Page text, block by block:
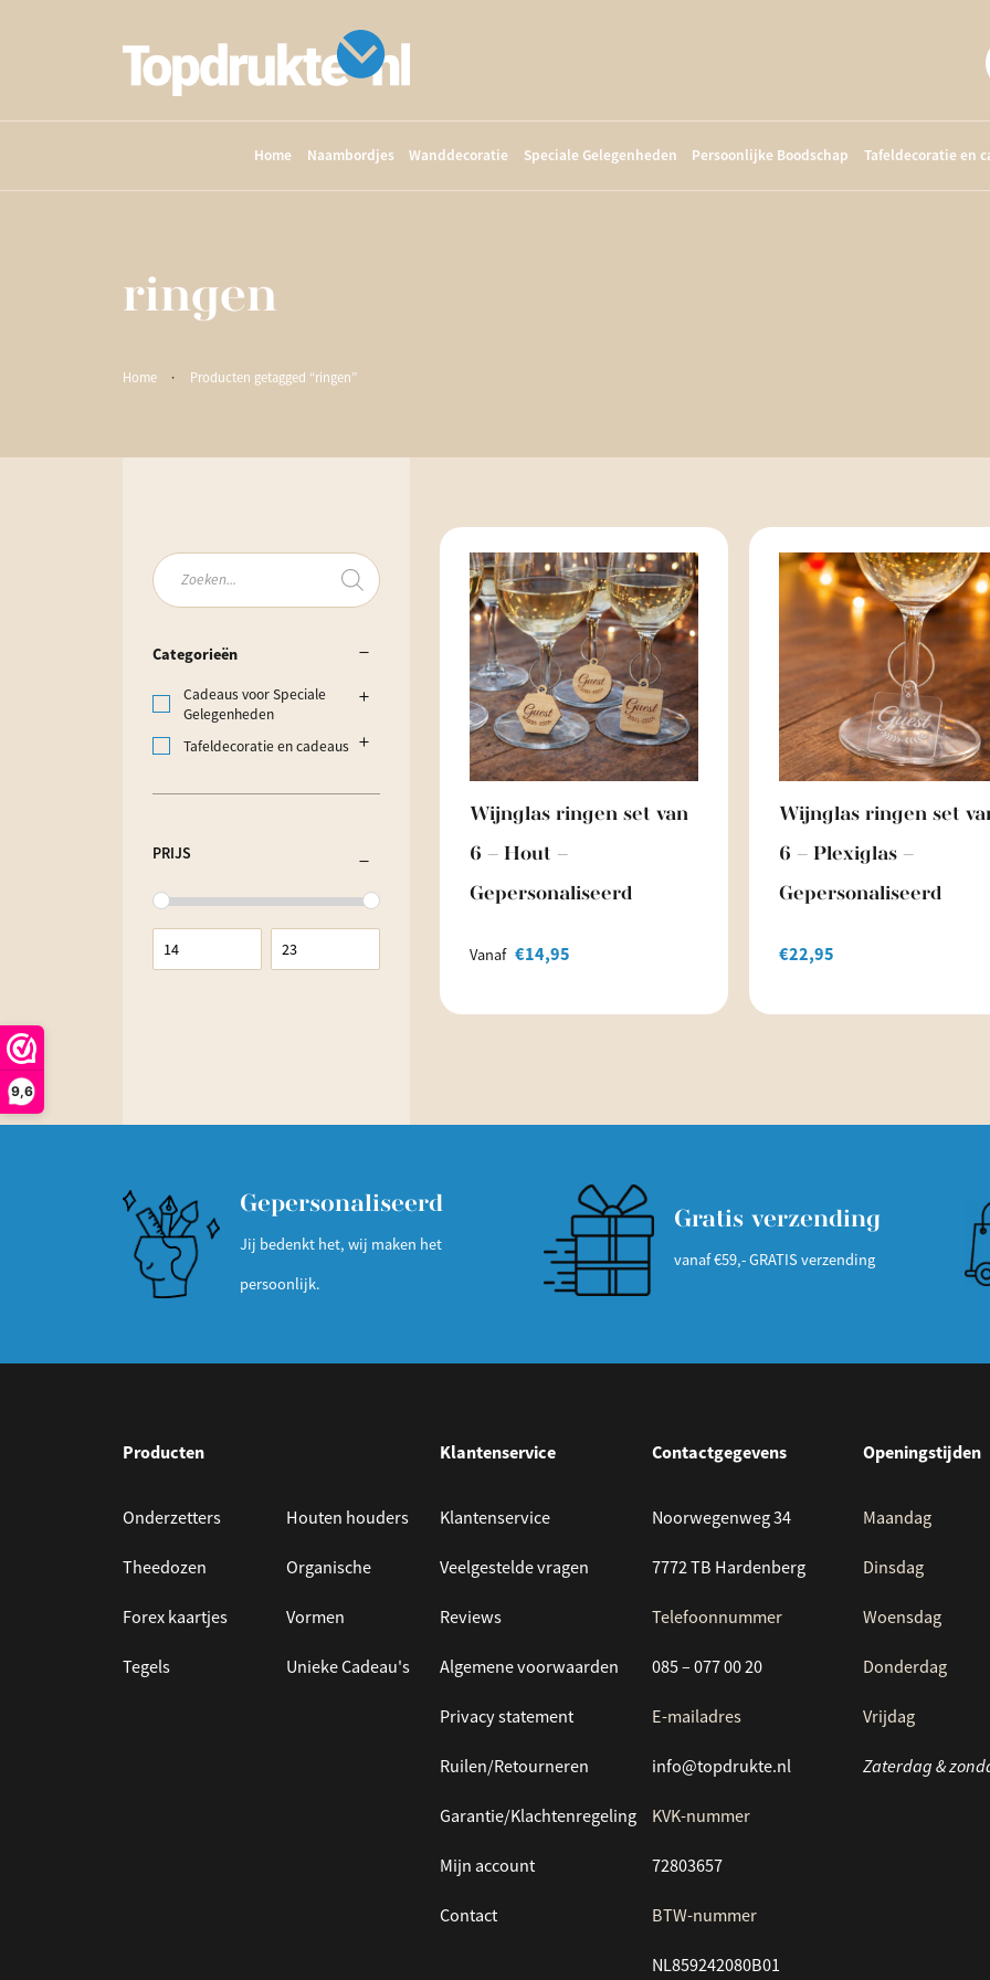
9,6
Home Naambordjes Wanddecoratie Speciale Gelegenheden Persoonlijke Boodschap Tafeldecoratie en
ringen
Home · Producten getagged “ringen”
Producten
zoeken
Categorieën
Cadeaus voor Speciale
Gelegenheden
Tafeldecoratie en cadeaus
PRIJS
Wijnglas ringen set van
6 – Hout –
Gepersonaliseerd
Vanaf €14,95
Wijnglas ringen set
6 – Plexiglas –
Gepersonaliseerd
€22,95
Gepersonaliseerd
Jij bedenkt het, wij maken het
persoonlijk.
Gratis verzending
vanaf €59,- GRATIS verzending
Producten
Onderzetters
Theedozen
Forex kaartjes
Tegels
Houten houders
Organische
Vormen
Unieke Cadeau's
Klantenservice
Klantenservice
Veelgestelde vragen
Reviews
Algemene voorwaarden
Privacy statement
Ruilen/Retourneren
Garantie/Klachtenregeling
Mijn account
Contact
Contactgegevens
Noorwegenweg 34
7772 TB Hardenberg
Telefoonnummer
085 – 077 00 20
E-mailadres
info@topdrukte.nl
KVK-nummer
72803657
BTW-nummer
NL859242080B01
Openingstijden
Maandag
Dinsdag
Woensdag
Donderdag
Vrijdag
Zaterdag &